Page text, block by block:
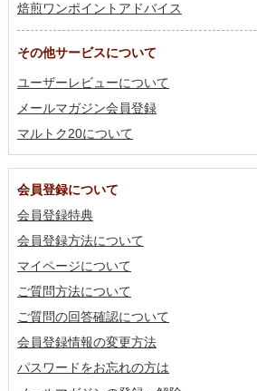
焙煎ワンポイントアドバイス
その他サービスについて
ユーザーレビューについて
メールマガジン会員登録
マルトク20について
会員登録について
会員登録特典
会員登録方法について
マイページについて
ご質問方法について
ご質問の回答確認について
会員登録情報の変更方法
パスワードをお忘れの方は